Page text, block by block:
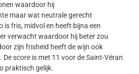
waardoor hij
maar wat neutrale gerecht
is fris, midvol en heeft bijna een
verwacht waardoor hij beter zou
zijn frisheid heeft de wijn ook
score is met 11 voor de Saint-Véran
praktisch gelijk.